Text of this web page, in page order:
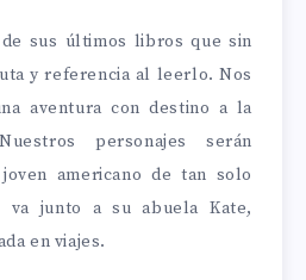
sus últimos libros que sin
y referencia al leerlo. Nos
aventura con destino a la
personajes serán
americano de tan solo
va junto a su abuela Kate,
en viajes.